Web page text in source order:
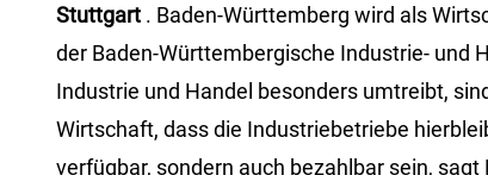
Stuttgart . Baden-Württemberg wird als
der Baden-Württembergische Industrie- und
Industrie und Handel besonders umtreibt,
Wirtschaft, dass die Industriebetriebe
verfügbar, sondern auch bezahlbar sein, sagt